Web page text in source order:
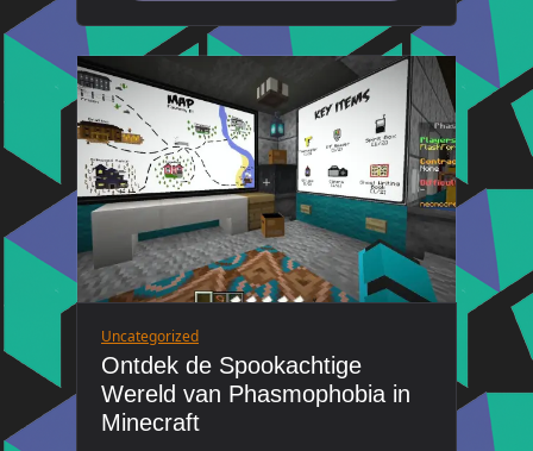
Uncategorized
Ontdek de Spookachtige
Wereld van Phasmophobia in
Minecraft